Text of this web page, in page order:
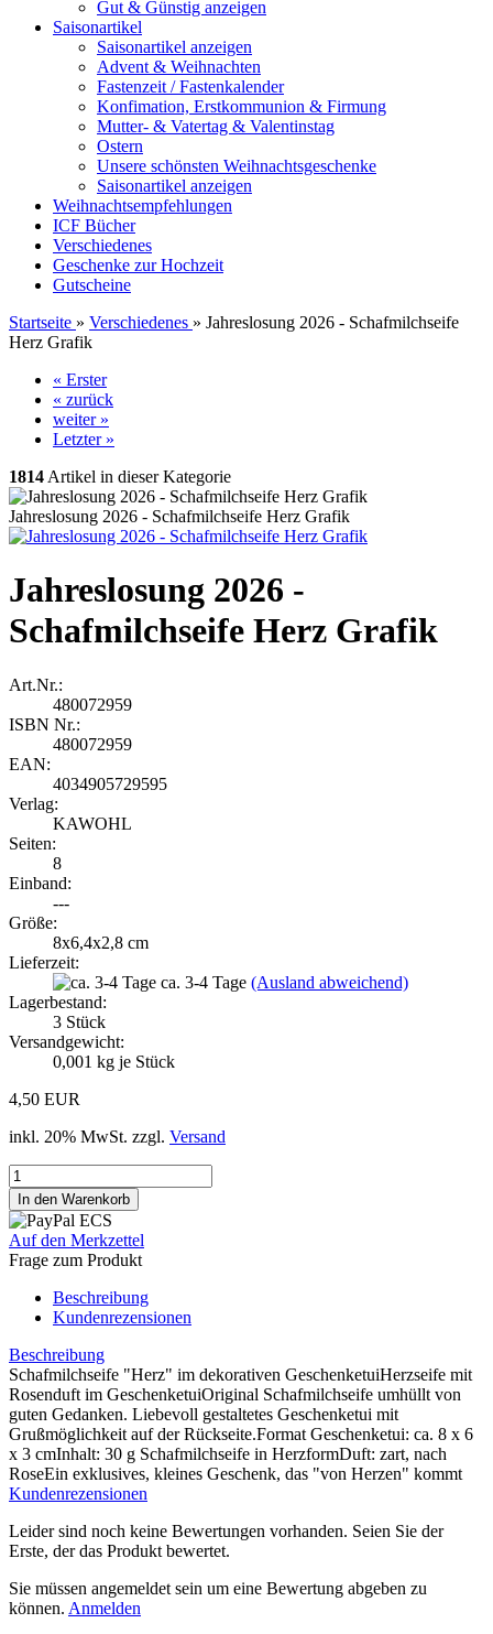
Gut & Günstig anzeigen
Saisonartikel
Saisonartikel anzeigen
Advent & Weihnachten
Fastenzeit / Fastenkalender
Konfimation, Erstkommunion & Firmung
Mutter- & Vatertag & Valentinstag
Ostern
Unsere schönsten Weihnachtsgeschenke
Saisonartikel anzeigen
Weihnachtsempfehlungen
ICF Bücher
Verschiedenes
Geschenke zur Hochzeit
Gutscheine
Startseite » Verschiedenes » Jahreslosung 2026 - Schafmilchseife
Herz Grafik
« Erster
« zurück
weiter »
Letzter »
1814 Artikel in dieser Kategorie
Jahreslosung 2026 - Schafmilchseife Herz Grafik
Jahreslosung 2026 -
Schafmilchseife Herz Grafik
Art.Nr.:
480072959
ISBN Nr.:
480072959
EAN:
4034905729595
Verlag:
KAWOHL
Seiten:
8
Einband:
---
Größe:
8x6,4x2,8 cm
Lieferzeit:
ca. 3-4 Tage (Ausland abweichend)
Lagerbestand:
3 Stück
Versandgewicht:
0,001 kg je Stück
4,50 EUR
inkl. 20% MwSt. zzgl. Versand
Auf den Merkzettel
Frage zum Produkt
Beschreibung
Kundenrezensionen
Beschreibung
Schafmilchseife "Herz" im dekorativen GeschenketuiHerzseife mit
Rosenduft im GeschenketuiOriginal Schafmilchseife umhüllt von
guten Gedanken. Liebevoll gestaltetes Geschenketui mit
Grußmöglichkeit auf der Rückseite.Format Geschenketui: ca. 8 x 6
x 3 cmInhalt: 30 g Schafmilchseife in HerzformDuft: zart, nach
RoseEin exklusives, kleines Geschenk, das "von Herzen" kommt
Kundenrezensionen
Leider sind noch keine Bewertungen vorhanden. Seien Sie der
Erste, der das Produkt bewertet.
Sie müssen angemeldet sein um eine Bewertung abgeben zu
können. Anmelden